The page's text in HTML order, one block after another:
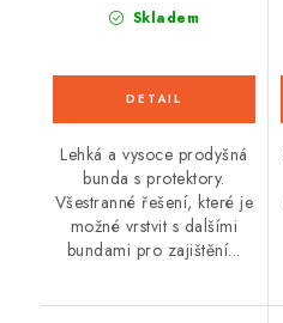
Skladem
Lehká a vysoce prodyšná
bunda s protektory.
Všestranné řešení, které je
možné vrstvit s dalšími
bundami pro zajištění...